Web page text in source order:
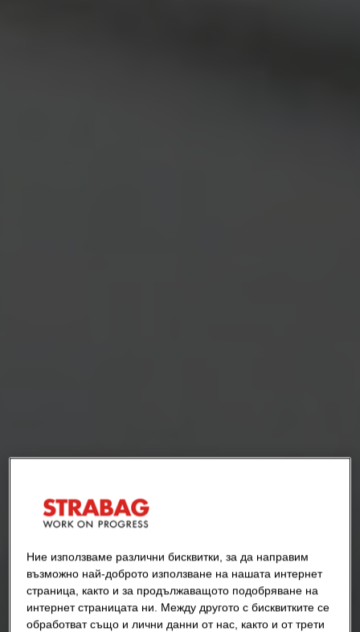
Ние използваме различни бисквитки, за да направим
възможно най-доброто използване на нашата интернет
страница, както и за продължаващото подобряване на
интернет страницата ни. Между другото с бисквитките се
обработват също и лични данни от нас, както и от трети